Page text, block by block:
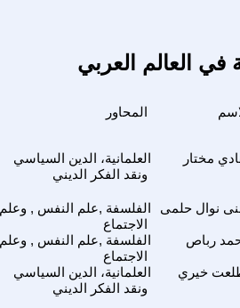
في العالم العربي
العلمانية، الدين السياسي
ونقد الفكر الديني
مختار
الفلسفة ,علم النفس , وعلم
الاجتماع
نوال حلمى
الفلسفة ,علم النفس , وعلم
الاجتماع
رباص
العلمانية، الدين السياسي
ونقد الفكر الديني
خيري